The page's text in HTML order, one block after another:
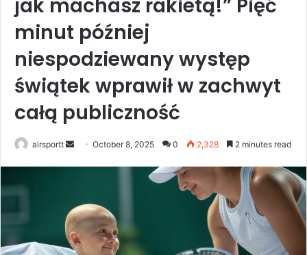
jak machasz rakietą!” Pięć
minut później
niespodziewany występ
świątek wprawił w zachwyt
całą publiczność
airsportt
a
n
e
October 8, 2025 0 2,328 2 minutes read